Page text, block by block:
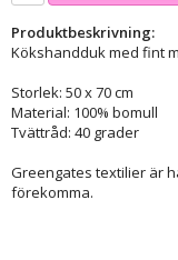
Produktbeskrivning:
Kökshandduk med fint
Storlek: 50 x 70 cm
Material: 100% bomull
Tvättråd: 40 grader
Greengates textilier är
förekomma.